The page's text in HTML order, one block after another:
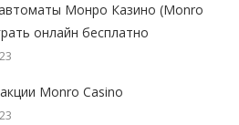
Монро Казино (Monro
онлайн бесплатно
Monro Casino